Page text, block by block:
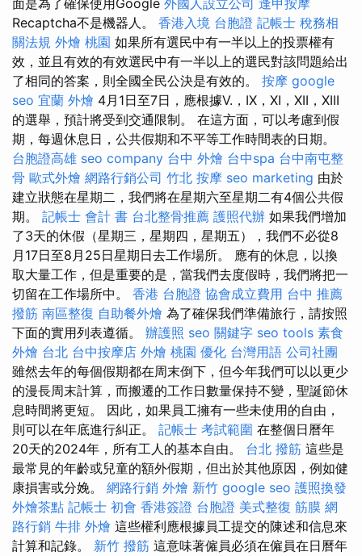
面是為了確保使用Google 外國人設立公司 逢甲按摩
Recaptcha不是機器人。 香港入境 台胞證 記帳士 稅務相
關法規 外燴 桃園 如果所有選民中有一半以上的投票權有
效，並且有效的有效選民中有一半以上的選民對該問題給出
了相同的答案，則全國全民公決是有效的。 按摩 google
seo 宜蘭 外燴 4月1日至7日，應根據V.，IX，XI，XII，XIII
的選舉，預計將受到交通限制。 在這方面，可以考慮到假
期，每週休息日，公共假期和不平等工作時間表的日期。
台胞證高雄 seo company 台中 外燴 台中spa 台中南屯整
骨 歐式外燴 網路行銷公司 竹北 按摩 seo marketing 由於
建立狀態在星期二，我們將在星期六至星期二有4個公共假
期。 記帳士 會計 書 台北整骨推薦 護照代辦 如果我們增加
了3天的休假（星期三，星期四，星期五），我們不必從8
月17日至8月25日星期日去工作場所。 應有的休息，以換
取大量工作，但是重要的是，當我們去度假時，我們將把一
切留在工作場所中。 香港 台胞證 協會成立費用 台中 推薦
撥筋 南區整復 自助餐外燴 為了確保我們準備旅行，請按照
下面的實用列表遵循。 辦護照 seo 關鍵字 seo tools 素食
外燴 台北 台中按摩店 外燴 桃園 優化 台灣用語 公司社團
雖然去年的每個假期都在周末倒下，但今年我們可以以更少
的漫長周末計算，而搬遷的工作日數量保持不變，聖誕節休
息時間將更短。 因此，如果員工擁有一些未使用的自由，
則可以在年底進行糾正。 記帳士 考試範圍 在整個日曆年
20天的2024年，所有工人的基本自由。 台北 撥筋 這些是
最常見的年齡或兒童的額外假期，但出於其他原因，例如健
康損害或分娩。 網路行銷 外燴 新竹 google seo 護照換發
外燴茶點 記帳士 初會 香港簽證 台胞證 美式整復 筋膜 網
路行銷 牛排 外燴 這些權利應根據員工提交的陳述和信息來
計算和記錄。 新竹 撥筋 這意味著僱員必須在僱員在日曆年